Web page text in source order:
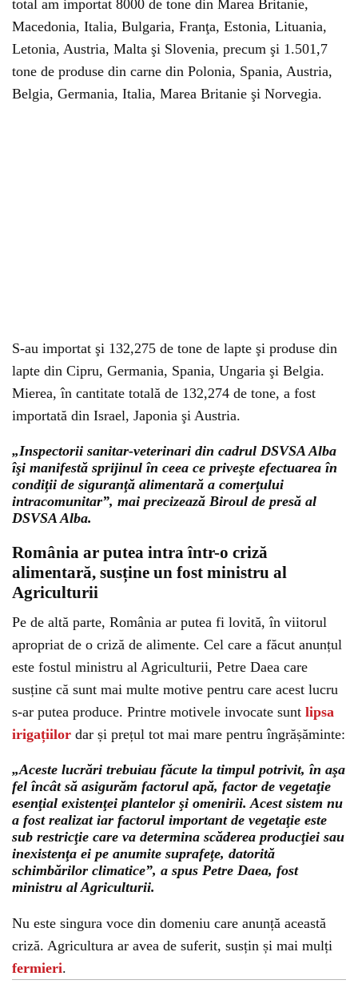
total am importat 8000 de tone din Marea Britanie,
Macedonia, Italia, Bulgaria, Franţa, Estonia, Lituania,
Letonia, Austria, Malta şi Slovenia, precum şi 1.501,7
tone de produse din carne din Polonia, Spania, Austria,
Belgia, Germania, Italia, Marea Britanie şi Norvegia.
S-au importat şi 132,275 de tone de lapte şi produse din
lapte din Cipru, Germania, Spania, Ungaria şi Belgia.
Mierea, în cantitate totală de 132,274 de tone, a fost
importată din Israel, Japonia şi Austria.
„Inspectorii sanitar-veterinari din cadrul DSVSA Alba
îşi manifestă sprijinul în ceea ce priveşte efectuarea în
condiţii de siguranţă alimentară a comerţului
intracomunitar”, mai precizează Biroul de presă al
DSVSA Alba.
România ar putea intra într-o criză
alimentară, susține un fost ministru al
Agriculturii
Pe de altă parte, România ar putea fi lovită, în viitorul
apropriat de o criză de alimente. Cel care a făcut anunțul
este fostul ministru al Agriculturii, Petre Daea care
susține că sunt mai multe motive pentru care acest lucru
s-ar putea produce. Printre motivele invocate sunt lipsa
irigațiilor dar și prețul tot mai mare pentru îngrășăminte:
„Aceste lucrări trebuiau făcute la timpul potrivit, în aşa
fel încât să asigurăm factorul apă, factor de vegetaţie
esenţial existenţei plantelor şi omenirii. Acest sistem nu
a fost realizat iar factorul important de vegetaţie este
sub restricţie care va determina scăderea producţiei sau
inexistenţa ei pe anumite suprafeţe, datorită
schimbărilor climatice”, a spus Petre Daea, fost
ministru al Agriculturii.
Nu este singura voce din domeniu care anunță această
criză. Agricultura ar avea de suferit, susțin și mai mulți
fermieri.